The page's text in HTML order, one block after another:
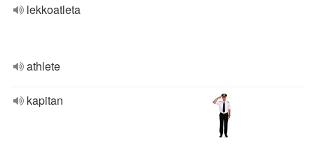
lekkoatleta
athlete
kapitan